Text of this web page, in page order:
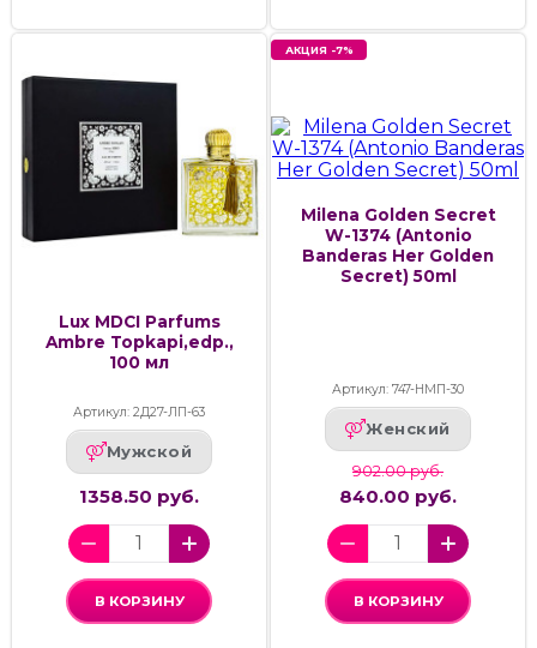
Lux MDCI Parfums
Ambre Topkapi,edp.,
100 мл
Артикул: 2Д27-ЛП-63
Мужской
1358.50 руб.
В КОРЗИНУ
АКЦИЯ -7%
Milena Golden Secret
W-1374 (Antonio
Banderas Her Golden
Secret) 50ml
Артикул: 747-НМП-30
Женский
902.00 руб.
840.00 руб.
В КОРЗИНУ